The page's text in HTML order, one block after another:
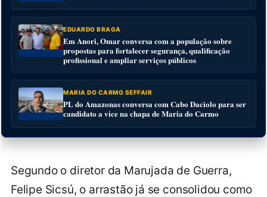
EDUARDO BRAGA
Em Anori, Omar conversa com a população sobre
propostas para fortalecer segurança, qualificação
profissional e ampliar serviços públicos
MARIA DO CARMO SEFFAIR
PL do Amazonas conversa com Cabo Daciolo para ser
candidato a vice na chapa de Maria do Carmo
Segundo o diretor da Marujada de Guerra,
Felipe Sicsú, o arrastão já se consolidou como